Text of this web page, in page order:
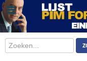
Zoeken...